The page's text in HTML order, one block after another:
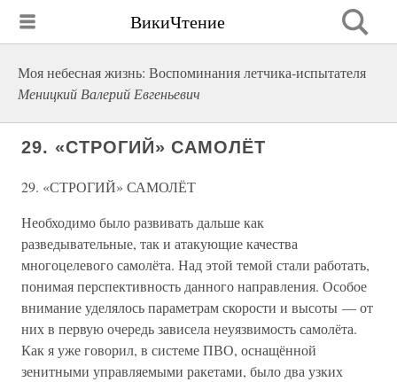
ВикиЧтение
Моя небесная жизнь: Воспоминания летчика-испытателя
Меницкий Валерий Евгеньевич
29. «СТРОГИЙ» САМОЛЁТ
29. «СТРОГИЙ» САМОЛЁТ
Необходимо было развивать дальше как
разведывательные, так и атакующие качества
многоцелевого самолёта. Над этой темой стали работать,
понимая перспективность данного направления. Особое
внимание уделялось параметрам скорости и высоты — от
них в первую очередь зависела неуязвимость самолёта.
Как я уже говорил, в системе ПВО, оснащённой
зенитными управляемыми ракетами, было два узких